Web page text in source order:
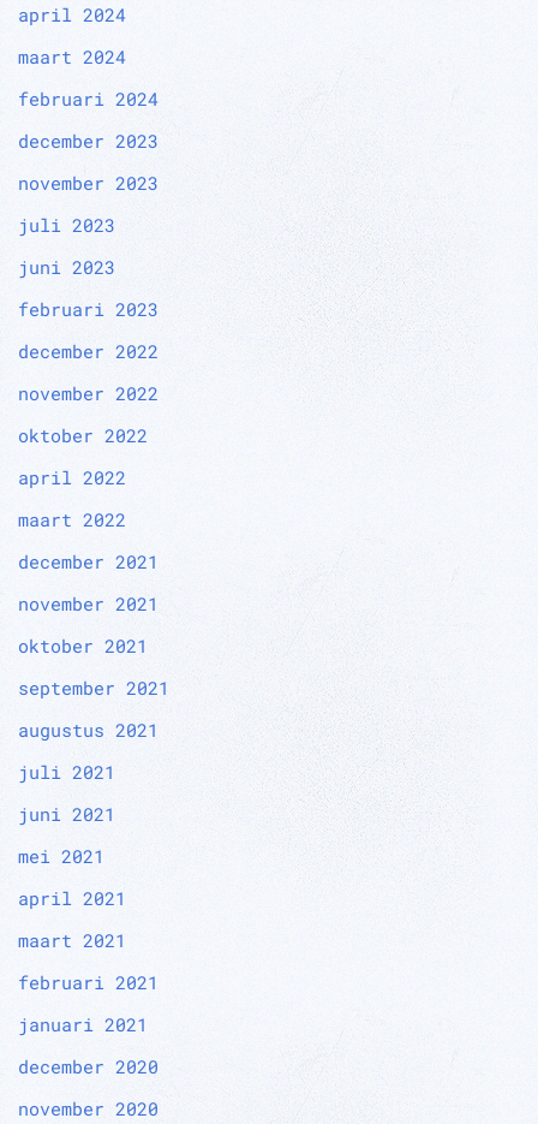
april 2024
maart 2024
februari 2024
december 2023
november 2023
juli 2023
juni 2023
februari 2023
december 2022
november 2022
oktober 2022
april 2022
maart 2022
december 2021
november 2021
oktober 2021
september 2021
augustus 2021
juli 2021
juni 2021
mei 2021
april 2021
maart 2021
februari 2021
januari 2021
december 2020
november 2020